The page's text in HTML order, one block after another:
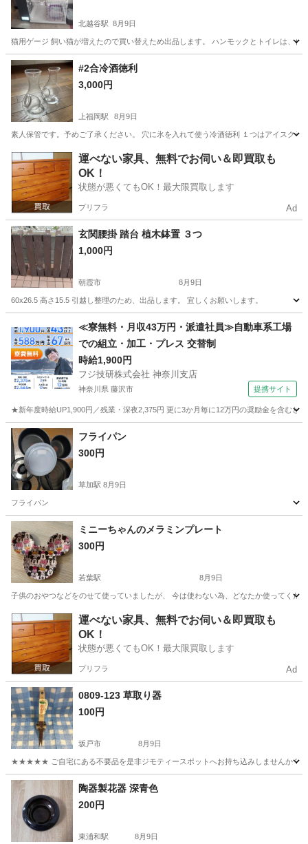
北越谷駅 8月9日
猫用ゲージ 飼い猫が増えたので買い替えため出品します。 ハンモックとトイレは、
埼玉 越谷市 北越谷駅 家庭用品
#2合冷酒徳利
3,000円
上福岡駅 8月9日
素人保管です。予めご了承ください。 穴に氷を入れて使う冷酒徳利 １つはアイスクラ
埼玉 ふじみ野市 上福岡駅 食器
運べない家具、無料でお伺い＆即買取も
OK！
状態が悪くてもOK！最大限買取します
プリフラ Ad
玄関腰掛 踏台 植木鉢置 ３つ
1,000円
朝霞市 8月9日
60x26.5 高さ15.5 引越し整理のため、出品します。 宜しくお願いします。
家庭用品 踏台
≪寮無料・月収43万円・派遣社員≫自動車系工場
での組立・加工・プレス 交替制
時給1,900円
フジ技研株式会社 神奈川支店
神奈川県 藤沢市 提携サイト
★新年度時給UP1,900円／残業・深夜2,375円 更に3か月毎に12万円の奨励金を含む
神奈川 藤沢市 その他
フライパン
300円
草加駅 8月9日
フライパン
埼玉 草加市 調理器具 フライパン
ミニーちゃんのメラミンプレート
300円
若葉駅 8月9日
子供のおやつなどをのせて使っていましたが、 今は使わない為、どなたか使ってく
埼玉 鶴ヶ島市 若葉駅 食器
運べない家具、無料でお伺い＆即買取も
OK！
状態が悪くてもOK！最大限買取します
プリフラ Ad
0809-123 草取り器
100円
坂戸市 8月9日
★★★★★ ご自宅にある不要品を是非ジモティースポットへお持ち込みしませんか？
埼玉 坂戸市 その他 草取り
陶器製花器 深青色
200円
東浦和駅 8月9日